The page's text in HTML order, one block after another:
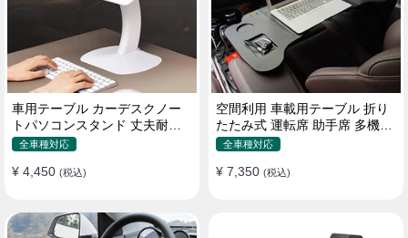
車用テーブル カーデスクノー
トパソコンスタンド 丈夫耐用
調整可能 車内車外 多機能用
全車種対応
¥ 4,450 (税込)
空間利用 車載用テーブル 折り
たたみ式 運転席 助手席 多機能
パソコン 食事 書き込み
全車種対応
¥ 7,350 (税込)